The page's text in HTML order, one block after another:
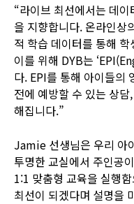
“라이브 최선에서는 데
을 지향합니다. 온라인상
적 학습 데이터를 통해
이를 위해 DYB는
다. EPI를 통해 아이들의
전에 예방할 수 있는 상
해집니다.”
Jamie 선생님은 우리 아
투명한 교실에서 주인공
1:1 맞춤형 교육을 실행
최선이 되겠다며 설명을